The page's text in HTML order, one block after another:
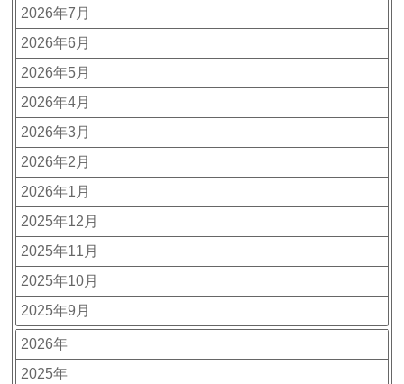
2026年7月
2026年6月
2026年5月
2026年4月
2026年3月
2026年2月
2026年1月
2025年12月
2025年11月
2025年10月
2025年9月
2026年
2025年